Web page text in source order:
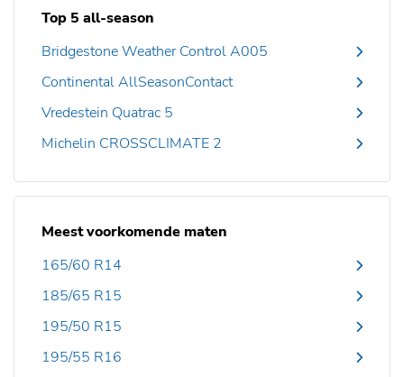
Top 5 all-season
Bridgestone Weather Control A005
Continental AllSeasonContact
Vredestein Quatrac 5
Michelin CROSSCLIMATE 2
Meest voorkomende maten
165/60 R14
185/65 R15
195/50 R15
195/55 R16